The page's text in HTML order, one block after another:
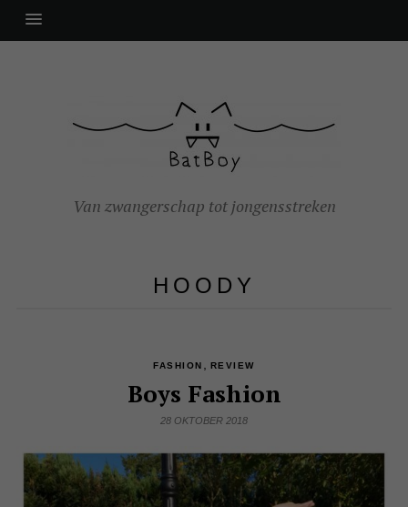
Van zwangerschap tot jongensstreken
HOODY
FASHION REVIEW
Boys Fashion
28 OKTOBER 2018